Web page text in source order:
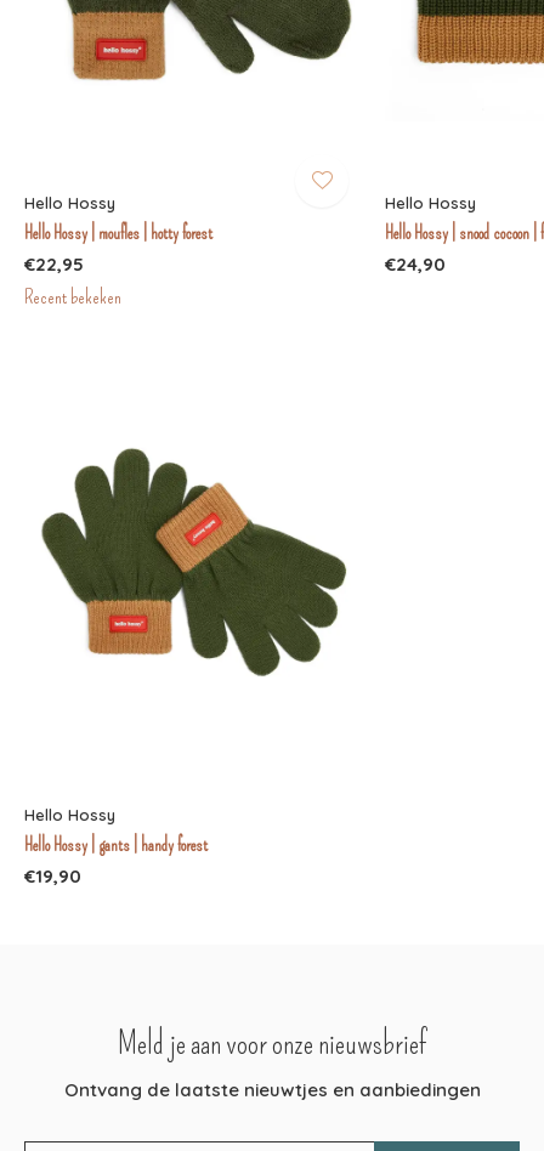
Hello Hossy
Hello Hossy | moufles | hotty forest
€22,95
Hello Hossy
Hello Hossy | snood cocoon |
€24,90
Recent bekeken
Hello Hossy
Hello Hossy | gants | handy forest
€19,90
Meld je aan voor onze nieuwsbrief
Ontvang de laatste nieuwtjes en aanbiedingen